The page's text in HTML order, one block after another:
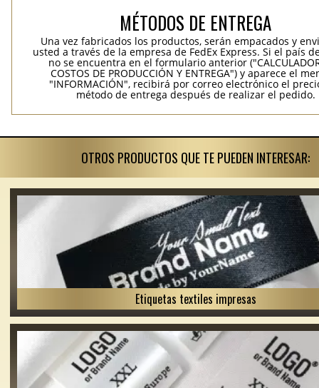
MÉTODOS DE ENTREGA
Una vez fabricados los productos, serán empacados y
usted a través de la empresa de FedEx Express. Si el país
no se encuentra en el formulario anterior
COSTOS DE PRODUCCIÓN Y ENTREGA") y aparece el
"INFORMACIÓN", recibirá por correo electrónico el
método de entrega después de realizar el pedido.
OTROS PRODUCTOS QUE TE PUEDEN INTERESAR:
Etiquetas textiles impresas